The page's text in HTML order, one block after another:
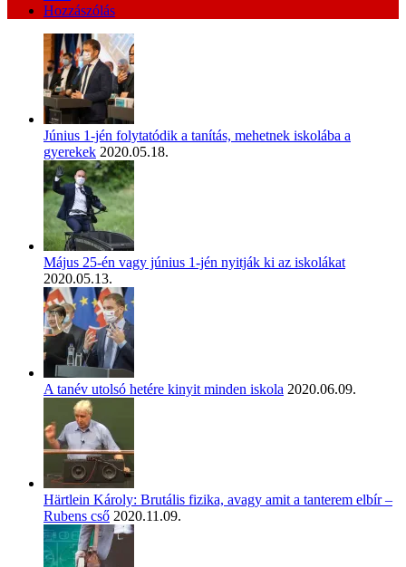
Hozzászólás
Június 1-jén folytatódik a tanítás, mehetnek iskolába a
gyerekek 2020.05.18.
Május 25-én vagy június 1-jén nyitják ki az iskolákat
2020.05.13.
A tanév utolsó hetére kinyit minden iskola 2020.06.09.
Härtlein Károly: Brutális fizika, avagy amit a tanterem elbír –
Rubens cső 2020.11.09.